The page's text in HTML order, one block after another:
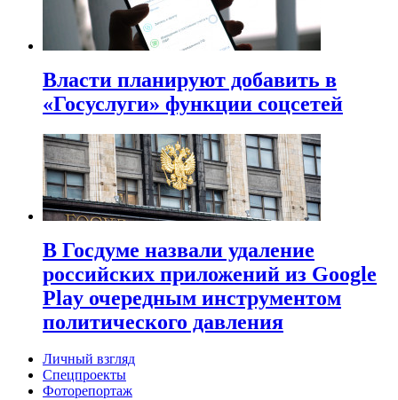
Власти планируют добавить в
«Госуслуги» функции соцсетей
В Госдуме назвали удаление
российских приложений из Google
Play очередным инструментом
политического давления
Личный взгляд
Спецпроекты
Фоторепортаж